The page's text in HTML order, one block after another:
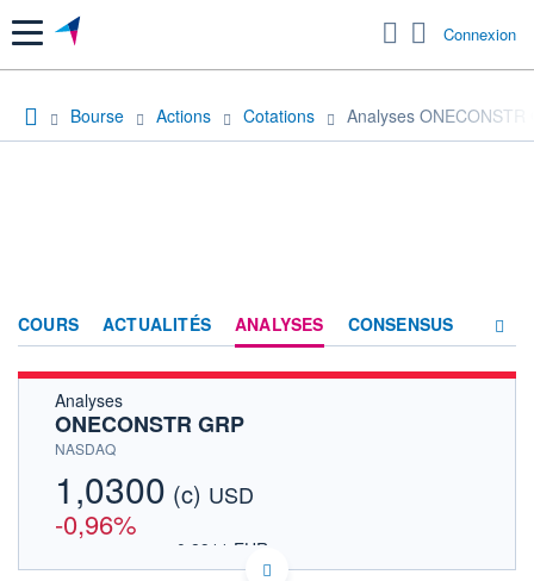
Menu Connexion
Bourse Actions Cotations Analyses ONECONSTR
COURS ACTUALITÉS ANALYSES CONSENSUS
Analyses
ONECONSTR GRP
NASDAQ
1,0300 (c) USD
-0,96%
0,8911 EUR
INDICE DE RÉFÉRENCE NASDAQ COMPOSITE